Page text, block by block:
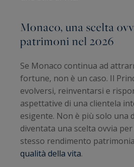
Monaco, una scelta
patrimoni nel 2026
Se Monaco continua ad
fortune, non è un caso. Il
evolversi, reinventarsi e
aspettative di una clientela
esigente. Non è più solo una
diventata una scelta ovvia
stesso rendimento
qualità della vita.